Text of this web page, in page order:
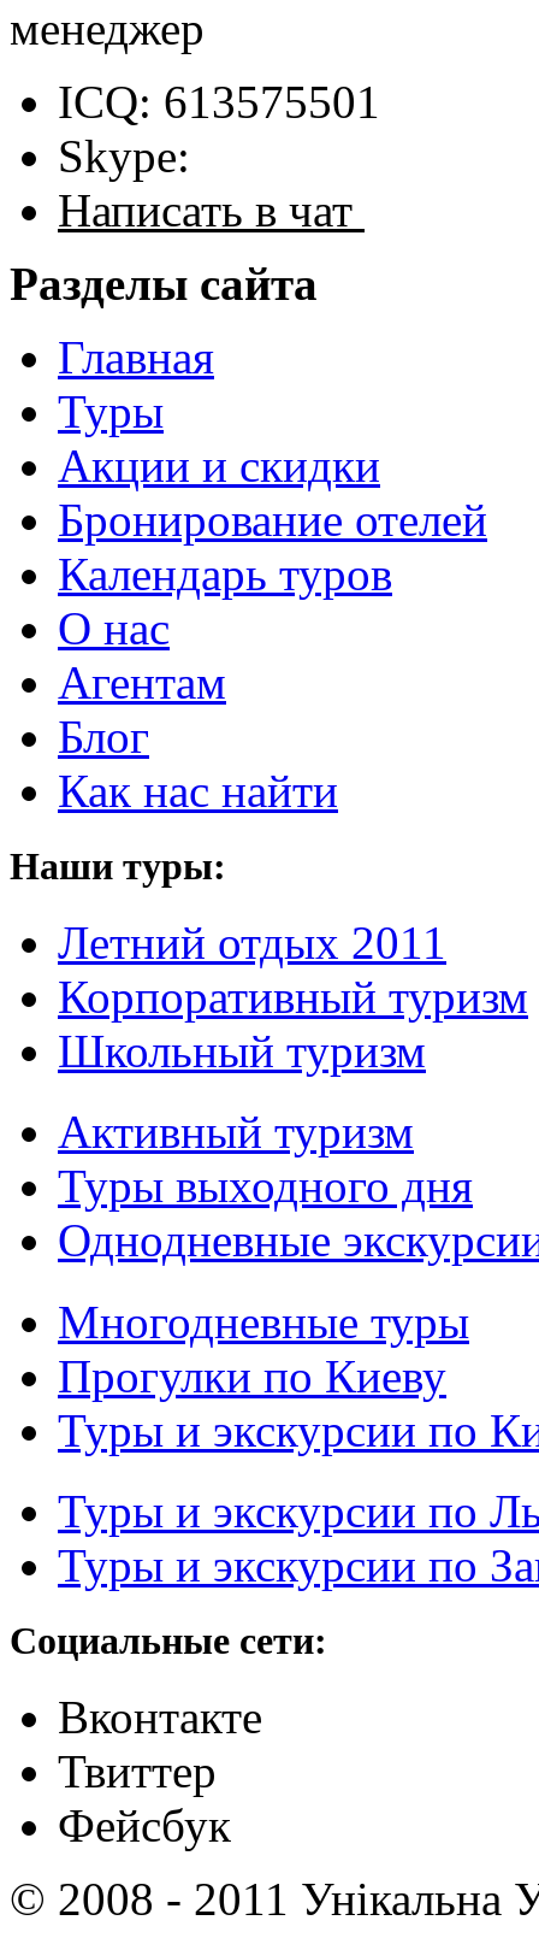
менеджер
ICQ: 613575501
Skype:
Написать в чат
Разделы сайта
Главная
Туры
Акции и скидки
Бронирование отелей
Календарь туров
О нас
Агентам
Блог
Как нас найти
Наши туры:
Летний отдых 2011
Корпоративный туризм
Школьный туризм
Активный туризм
Туры выходного дня
Однодневные
Многодневные туры
Прогулки по Киеву
Туры и экскурсии по
Туры и экскурсии по
Туры и экскурсии по
Социальные сети:
Вконтакте
Твиттер
Фейсбук
© 2008 - 2011 Унікальна